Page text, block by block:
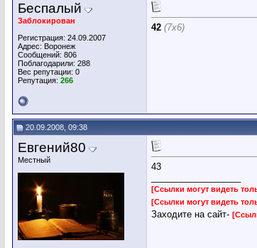
Беспалый
Заблокирован
Регистрация: 24.09.2007
Адрес: Воронеж
Сообщений: 806
Поблагодарили: 288
Вес репутации: 0
Репутация: 266
42 (7х6)
20.09.2008, 09:38
Евгений80
Местный
43
[Ссылки могут видеть
[Ссылки могут видеть
Заходите на сайт-